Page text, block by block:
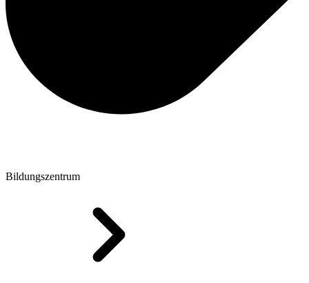
Bildungszentrum